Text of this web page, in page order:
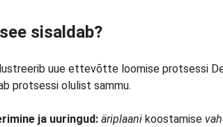
sisaldab?
uue ettevõtte loomise protsessi
protsessi olulist sammu.
ja uuringud: äriplaani koostamise